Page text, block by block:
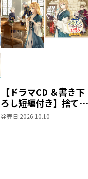
【ドラマCD ＆書き下
ろし短編付き】捨てら
れ公爵夫人は、平穏な
発売日:2026.10.10